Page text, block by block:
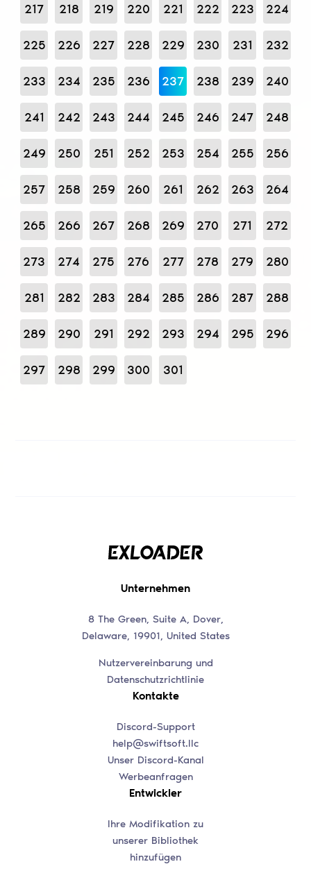
217 218 219 220 221 222 223 224
225 226 227 228 229 230 231 232
233 234 235 236 237 238 239 240
241 242 243 244 245 246 247 248
249 250 251 252 253 254 255 256
257 258 259 260 261 262 263 264
265 266 267 268 269 270 271 272
273 274 275 276 277 278 279 280
281 282 283 284 285 286 287 288
289 290 291 292 293 294 295 296
297 298 299 300 301
Unternehmen
8 The Green, Suite A, Dover,
Delaware, 19901, United States
Nutzervereinbarung und
Datenschutzrichtlinie
Kontakte
Discord-Support
help@swiftsoft.llc
Unser Discord-Kanal
Werbeanfragen
Entwickler
Ihre Modifikation zu
unserer Bibliothek
hinzufügen